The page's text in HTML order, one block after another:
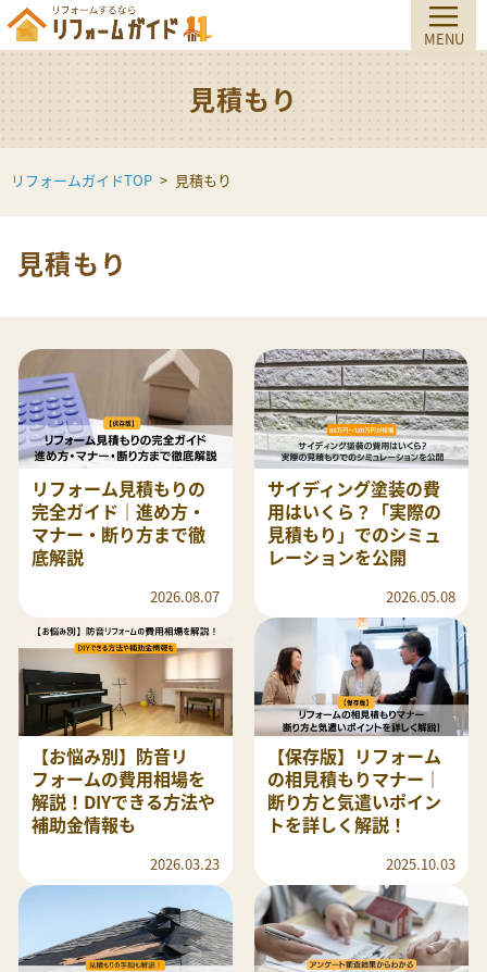
見積もり
リフォームガイドTOP 見積もり
見積もり
リフォーム見積もりの
完全ガイド｜進め方・
マナー・断り方まで徹
底解説
2026.08.07
サイディング塗装の費
用はいくら？「実際の
見積もり」でのシミュ
レーションを公開
2026.05.08
【お悩み別】防音リ
フォームの費用相場を
解説！DIYできる方法や
補助金情報も
2026.03.23
【保存版】リフォーム
の相見積もりマナー｜
断り方と気遣いポイン
トを詳しく解説！
2025.10.03